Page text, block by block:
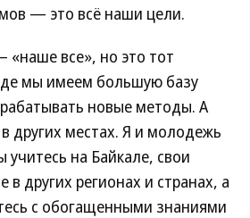
— это всё наши цели.
все», но это тот
мы имеем большую базу
новые методы. А
других местах. Я и молодежь
учитесь на Байкале, свои
в других регионах и странах, а
с обогащенными знаниями